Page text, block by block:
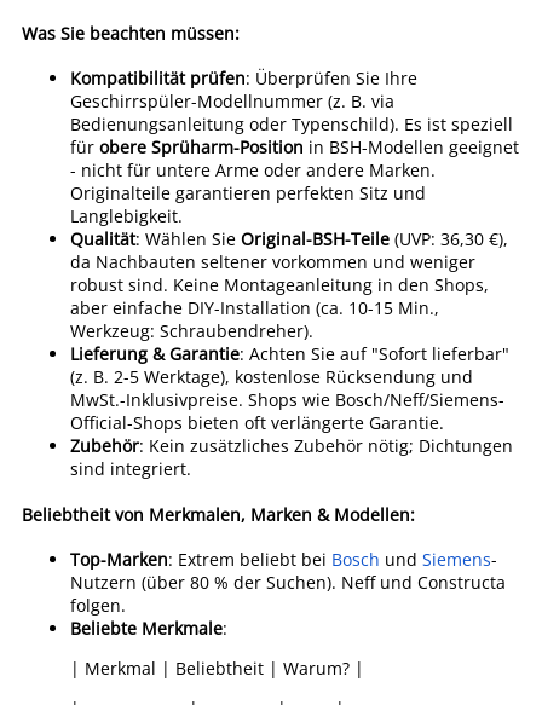
Was Sie beachten müssen:
Kompatibilität prüfen: Überprüfen Sie Ihre
Geschirrspüler-Modellnummer (z. B. via
Bedienungsanleitung oder Typenschild). Es ist speziell
für obere Sprüharm-Position in BSH-Modellen geeignet
- nicht für untere Arme oder andere Marken.
Originalteile garantieren perfekten Sitz und
Langlebigkeit.
Qualität: Wählen Sie Original-BSH-Teile (UVP: 36,30 €),
da Nachbauten seltener vorkommen und weniger
robust sind. Keine Montageanleitung in den Shops,
aber einfache DIY-Installation (ca. 10-15 Min.,
Werkzeug: Schraubendreher).
Lieferung & Garantie: Achten Sie auf "Sofort lieferbar"
(z. B. 2-5 Werktage), kostenlose Rücksendung und
MwSt.-Inklusivpreise. Shops wie Bosch/Neff/Siemens-
Official-Shops bieten oft verlängerte Garantie.
Zubehör: Kein zusätzliches Zubehör nötig; Dichtungen
sind integriert.
Beliebtheit von Merkmalen, Marken & Modellen:
Top-Marken: Extrem beliebt bei Bosch und Siemens-
Nutzern (über 80 % der Suchen). Neff und Constructa
folgen.
Beliebte Merkmale:
| Merkmal | Beliebtheit | Warum? |